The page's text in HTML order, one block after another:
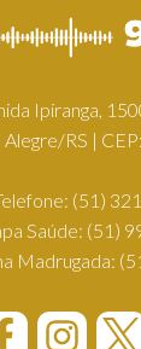
Ipiranga,
RS |
(51)
Saúde: (51)
Madrugada: